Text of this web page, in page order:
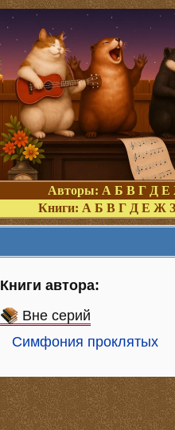
Авторы: А Б В Г Д Е
Книги: А Б В Г Д Е Ж З
Книги автора:
Вне серий
Симфония проклятых